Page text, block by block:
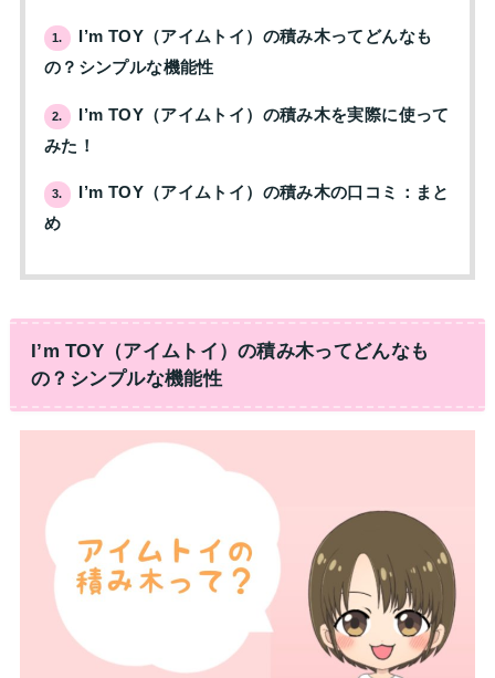
1.
I’m TOY（アイムトイ）の積み木ってどんなも
の？シンプルな機能性
2.
I’m TOY（アイムトイ）の積み木を実際に使って
みた！
3.
I’m TOY（アイムトイ）の積み木の口コミ：まと
め
I’m TOY（アイムトイ）の積み木ってどんなも
の？シンプルな機能性